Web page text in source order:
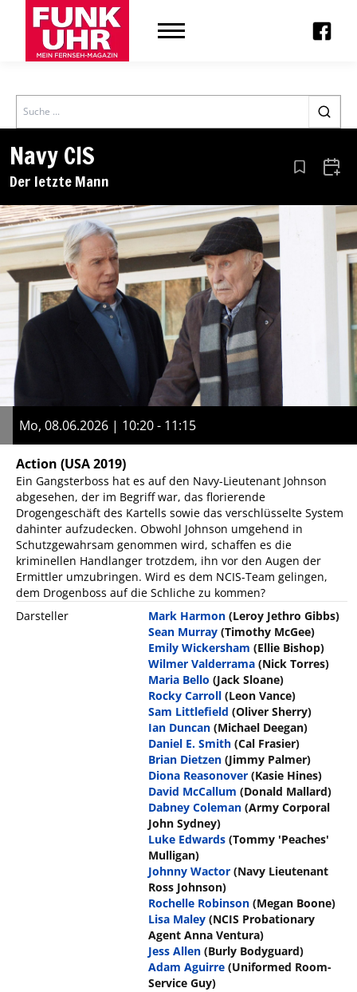
Search
Navy CIS
Der letzte Mann Aus den
Mo, 08.06.2026 | 10:20 - 11:15
Action (USA 2019)
Ein Gangsterboss hat es auf den Navy-Lieutenant Johnson
abgesehen, der im Begriff war, das florierende
Drogengeschäft des Kartells sowie das verschlüsselte System
dahinter aufzudecken. Obwohl Johnson umgehend in
Schutzgewahrsam genommen wird, schaffen es die
kriminellen Handlanger trotzdem, ihn vor den Augen der
Ermittler umzubringen. Wird es dem NCIS-Team gelingen,
dem Drogenboss auf die Schliche zu kommen?
Darsteller
Mark Harmon (Leroy Jethro Gibbs)
Sean Murray (Timothy McGee)
Emily Wickersham (Ellie Bishop)
Wilmer Valderrama (Nick Torres)
Maria Bello (Jack Sloane)
Rocky Carroll (Leon Vance)
Sam Littlefield (Oliver Sherry)
Ian Duncan (Michael Deegan)
Daniel E. Smith (Cal Frasier)
Brian Dietzen (Jimmy Palmer)
Diona Reasonover (Kasie Hines)
David McCallum (Donald Mallard)
Dabney Coleman (Army Corporal
John Sydney)
Luke Edwards (Tommy 'Peaches'
Mulligan)
Johnny Wactor (Navy Lieutenant
Ross Johnson)
Rochelle Robinson (Megan Boone)
Lisa Maley (NCIS Probationary
Agent Anna Ventura)
Jess Allen (Burly Bodyguard)
Adam Aguirre (Uniformed Room-
Service Guy)